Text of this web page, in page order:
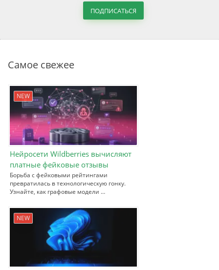
ПОДПИСАТЬСЯ
Самое свежее
NEW
Нейросети Wildberries вычисляют
платные фейковые отзывы
Борьба с фейковыми рейтингами
превратилась в технологическую гонку.
Узнайте, как графовые модели …
NEW